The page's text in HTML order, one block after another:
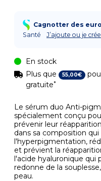
Le sérum duo Anti-
spécialement conçu
prévenir leur
dans sa composition
l'hyperpigmentation,
et prévient la
l'acide hyaluronique qui
redonne de la
peau.
Cagnotter des
Santé
J’ajoute ou je
En stock
Plus que
55,00€
gratuite*